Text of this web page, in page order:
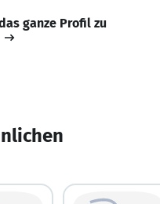
ganze Profil zu